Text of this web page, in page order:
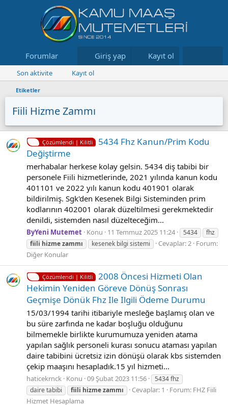
Forumlar Neler yeni Kaynaklar
Giriş yap Kayıt ol
Son aktivite Kayıt ol
Etiketler
Fiili Hizme Zammı
Çözümlendi | Kilitli
5434 Fhz Kanun/Prim Kodu
Değiştirme
merhabalar herkese kolay gelsin. 5434 diş tabibi bir
personele Fiili hizmetlerinde, 2021 yılında kanun kodu
401101 ve 2022 yılı kanun kodu 401901 olarak
bildirilmiş. Sgk'den Kesenek Bilgi Sisteminden prim
kodlarının 402001 olarak düzeltilmesi gerekmektedir
denildi, sistemden nasıl düzelteceğim...
ByYeni Mutemet Konu 11 Temmuz 2025 11:24 5434
fhz
fiili hizmezammı kesenek bilgi sistemi Cevaplar: 2 Forum:
Diğer Konular
Çözümlendi | Kilitli
2008 Öncesi Hizmeti Olan
Hekimin Yeniden Göreve Dönüş Sonrası
Geçmişe Dönük Fhz Ile Ilgili Ödeme Durumu
15/03/1994 tarihi itibariyle mesleğe başlamış olan ve
bu süre zarfında ne kadar boşluğu olduğunu
bilmemekle birlikte kurumumuza yeniden atama
yapılan sağlık personeli kurası sonucu ataması yapılan
daire tabibini ücretsiz izin dönüşü olarak kbs sistemden
çekip maaşını hesapladık.15 yıl hizmeti...
haticekrnck Konu 09 Şubat 2023 11:56
5434 fhz
daire tabibi
fiili hizmezammı Cevaplar: 1 Forum: FHZ Fiili
Hizmet Hesaplama